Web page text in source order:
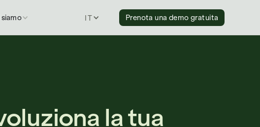
ITALIAN Prenota una demo gratuita
la tua